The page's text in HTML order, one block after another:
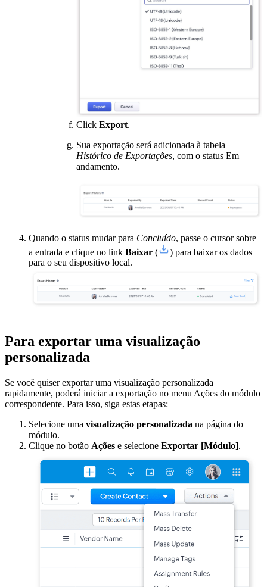
Click Export.
Sua exportação será adicionada à tabela
Histórico de Exportações, com o status Em
andamento.
Quando o status mudar para Concluído, passe o cursor sobre
a entrada e clique no link Baixar (
) para baixar os dados
para o seu dispositivo local.
Para exportar uma visualização
personalizada
Se você quiser exportar uma visualização personalizada
rapidamente, poderá iniciar a exportação no menu Ações do módulo
correspondente. Para isso, siga estas etapas:
Selecione uma visualização personalizada na página do
módulo.
Clique no botão Ações e selecione Exportar [Módulo].